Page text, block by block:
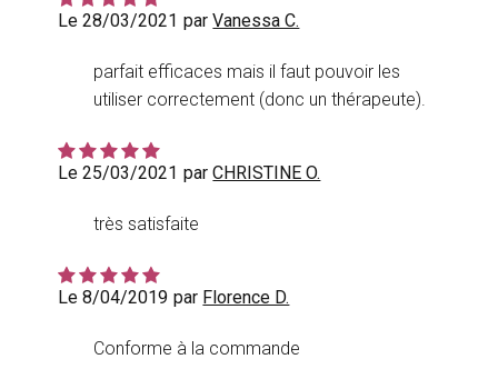
Le 28/03/2021 parVanessa C.
parfait efficaces mais il faut pouvoir les
utiliser correctement (donc un thérapeute).
Le 25/03/2021 parCHRISTINE O.
très satisfaite
Le 8/04/2019 par Florence D.
Conforme à la commande